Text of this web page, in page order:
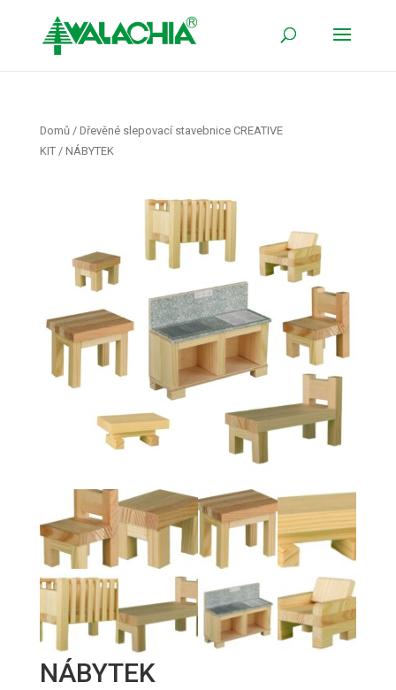
Domů/ Dřevěné slepovací stavebnice CREATIVE
KIT/ NÁBYTEK
NÁBYTEK